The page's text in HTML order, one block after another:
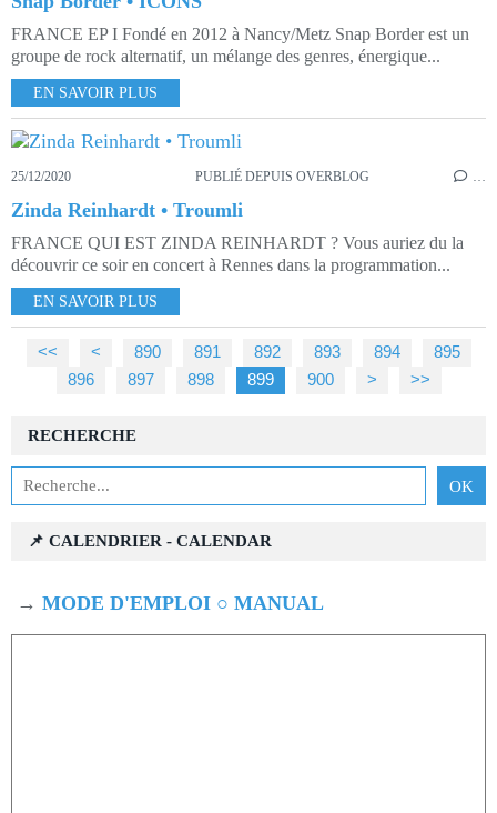
FRANCE EP I Fondé en 2012 à Nancy/Metz Snap Border est un
groupe de rock alternatif, un mélange des genres, énergique...
EN SAVOIR PLUS
25/12/2020 PUBLIÉ DEPUIS OVERBLOG …
Zinda Reinhardt • Troumli
FRANCE QUI EST ZINDA REINHARDT ? Vous auriez du la
découvrir ce soir en concert à Rennes dans la programmation...
EN SAVOIR PLUS
<< < 800
810
820
830
840
850
860
870
880
890 891 892 893 894
895
896
897 898 899 900 1000
> >>
RECHERCHE
📌 CALENDRIER - CALENDAR
→ MODE D'EMPLOI ○ MANUAL